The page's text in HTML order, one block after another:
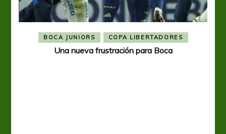
BOCA JUNIORS COPA LIBERTADORES
Una nueva frustración para Boca